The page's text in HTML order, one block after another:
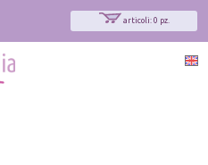
articoli: 0 pz.